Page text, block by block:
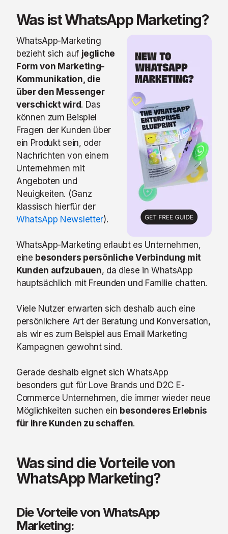
Was ist WhatsApp Marketing?
WhatsApp-Marketing
bezieht sich auf jegliche
Form von Marketing-
Kommunikation, die
über den Messenger
verschickt wird. Das
können zum Beispiel
Fragen der Kunden über
ein Produkt sein, oder
Nachrichten von einem
Unternehmen mit
Angeboten und
Neuigkeiten. (Ganz
klassisch hierfür der
WhatsApp Newsletter).
WhatsApp-Marketing erlaubt es Unternehmen,
eine besonders persönliche Verbindung mit
Kunden aufzubauen, da diese in WhatsApp
hauptsächlich mit Freunden und Familie chatten.
Viele Nutzer erwarten sich deshalb auch eine
persönlichere Art der Beratung und Konversation,
als wir es zum Beispiel aus Email Marketing
Kampagnen gewohnt sind.
Gerade deshalb eignet sich WhatsApp
besonders gut für Love Brands und D2C E-
Commerce Unternehmen, die immer wieder neue
Möglichkeiten suchen ein besonderes Erlebnis
für ihre Kunden zu schaffen.
Was sind die Vorteile von
WhatsApp Marketing?
Die Vorteile von WhatsApp
Marketing: